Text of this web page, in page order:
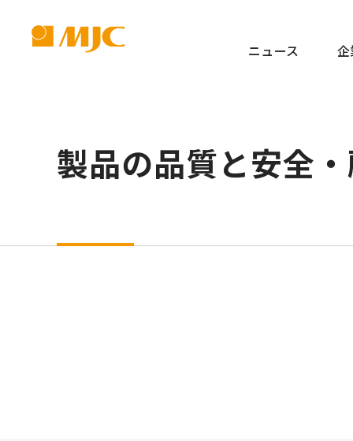
ニュース
製品の品質と安全・